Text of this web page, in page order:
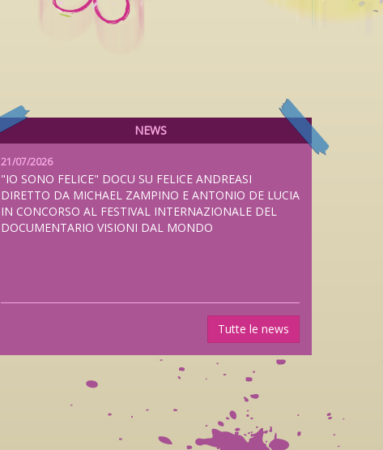
NEWS
21/07/2026
"IO SONO FELICE" DOCU SU FELICE ANDREASI
DIRETTO DA MICHAEL ZAMPINO E ANTONIO DE LUCIA
IN CONCORSO AL FESTIVAL INTERNAZIONALE DEL
DOCUMENTARIO VISIONI DAL MONDO
20/07/2026
"THE NAMELESS BALLAD", NUOVO HORROR DI
FEDERICO ZAMPAGLIONE PRESENTATO IN
ANTEPRIMA MONDIALE AL TUBI FRIGHTFEST DI
LONDRA E NELLE SALE ITALIANE DAL 5 NOVEMBRE
2026, DISTRIBUITO DA FILMCLUB DISTRIBUZIONE.
Tutte le news